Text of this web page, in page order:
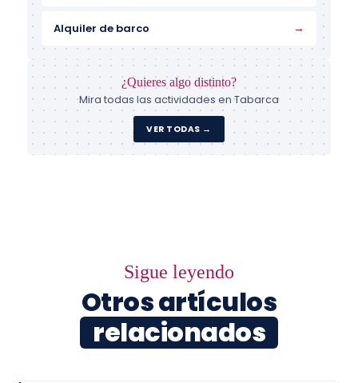
Alquiler de barco →
¿Quieres algo distinto?
Mira todas las actividades en Tabarca
VER TODAS →
Sigue leyendo
Otros artículos
relacionados